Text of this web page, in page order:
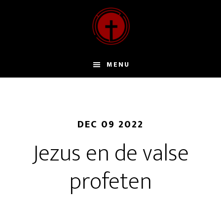
MENU
DEC 09 2022
Jezus en de valse
profeten